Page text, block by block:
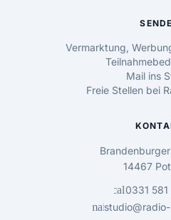
Vermarktung,
Mail ins
Freie Stellen bei
14467
call0331
mail